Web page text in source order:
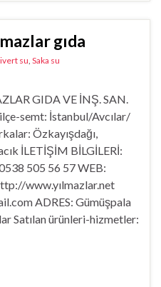
gıda
su Saka su
GIDA VE İNŞ. SAN.
semt: İstanbul/Avcılar/
Özkayışdağı,
İLETİŞİM BİLGİLERİ:
505 56 57 WEB:
www.yılmazlar.net
ADRES: Gümüşpala
Satılan ürünleri-hizmetler: